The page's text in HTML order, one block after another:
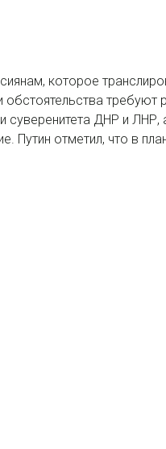
которое
требуют
суверенитета ДНР и
отметил, что в